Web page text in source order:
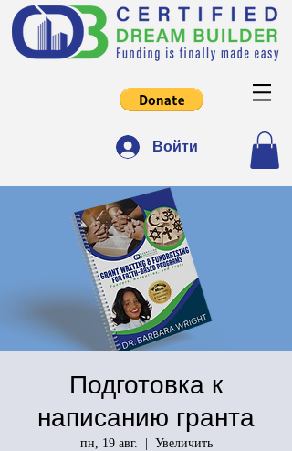
Войти
Подготовка к
написанию гранта
пн, 19 авг.
  |
Увеличить